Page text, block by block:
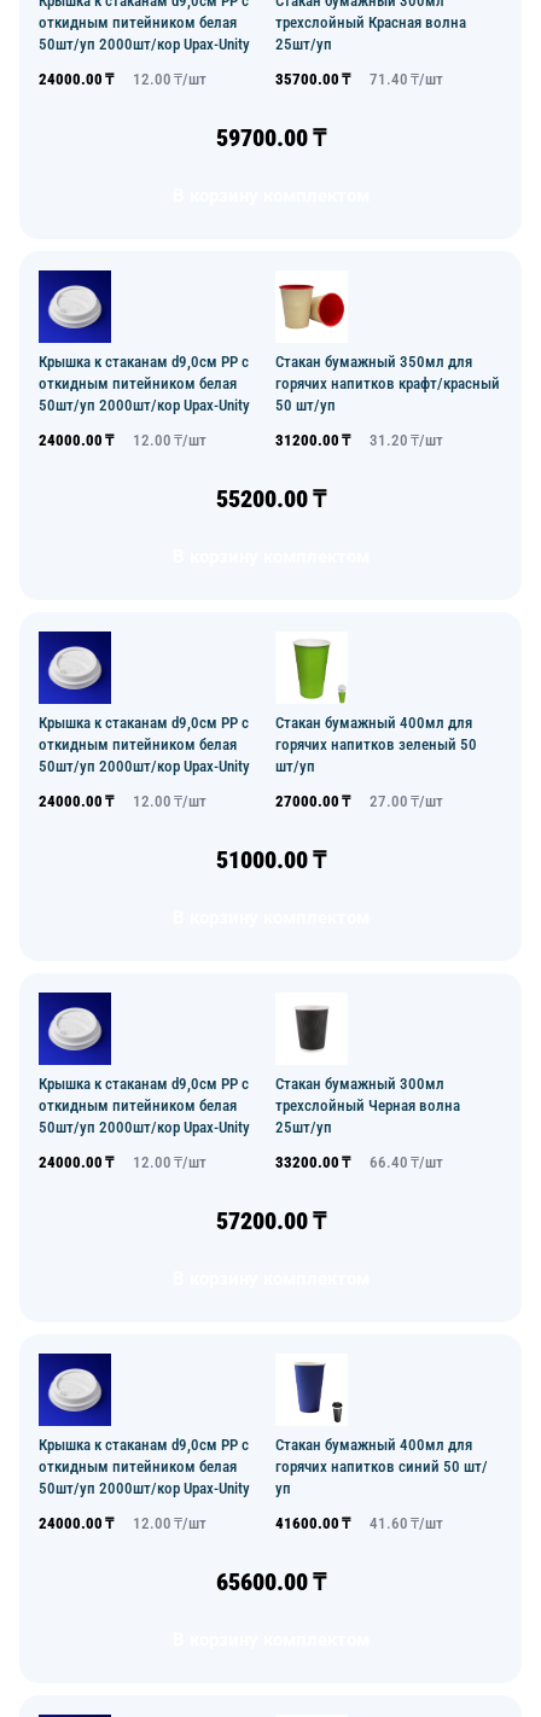
откидным питейником белая
50шт/уп 2000шт/кор Upax-Unity
24000.00 ₸ 12.00 ₸/шт
трехслойный Красная волна
25шт/уп
35700.00 ₸ 71.40 ₸/шт
59700.00₸
Крышка к стаканам d9,0см PP с
откидным питейником белая
50шт/уп 2000шт/кор Upax-Unity
24000.00 ₸ 12.00 ₸/шт
Стакан бумажный 350мл для
горячих напитков крафт/красный
50 шт/уп
31200.00 ₸ 31.20 ₸/шт
55200.00₸
Крышка к стаканам d9,0см PP с
откидным питейником белая
50шт/уп 2000шт/кор Upax-Unity
24000.00 ₸ 12.00 ₸/шт
Стакан бумажный 400мл для
горячих напитков зеленый 50
шт/уп
27000.00 ₸ 27.00 ₸/шт
51000.00₸
Крышка к стаканам d9,0см PP с
откидным питейником белая
50шт/уп 2000шт/кор Upax-Unity
24000.00 ₸ 12.00 ₸/шт
Стакан бумажный 300мл
трехслойный Черная волна
25шт/уп
33200.00 ₸ 66.40 ₸/шт
57200.00₸
Крышка к стаканам d9,0см PP с
откидным питейником белая
50шт/уп 2000шт/кор Upax-Unity
24000.00 ₸ 12.00 ₸/шт
Стакан бумажный 400мл для
горячих напитков синий 50 шт/
уп
41600.00 ₸ 41.60 ₸/шт
65600.00₸